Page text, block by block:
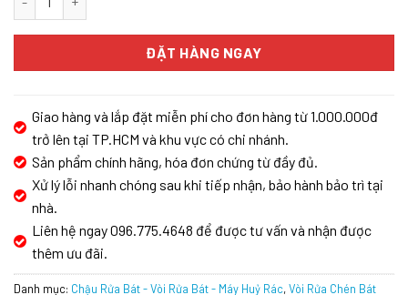
ĐẶT HÀNG NGAY
Giao hàng và lắp đặt miễn phí cho đơn hàng từ 1.000.000đ
trở lên tại TP.HCM và khu vực có chi nhánh.
Sản phẩm chính hãng, hóa đơn chứng từ đầy đủ.
Xử lý lỗi nhanh chóng sau khi tiếp nhận, bảo hành bảo trì tại
nhà.
Liên hệ ngay 096.775.4648 để được tư vấn và nhận được
thêm ưu đãi.
Danh mục: Chậu Rửa Bát - Vòi Rửa Bát - Máy Huỷ Rác,Vòi Rửa Chén Bát